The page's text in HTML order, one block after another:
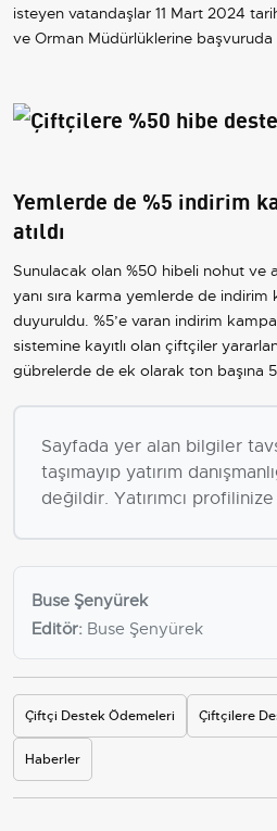
isteyen vatandaşlar 11 Mart 2024
ve Orman Müdürlüklerine
Yemlerde de %5 indirim
atıldı
Sunulacak olan %50 hibeli nohut ve
yanı sıra karma yemlerde de indirim
duyuruldu. %5’e varan indirim
sistemine kayıtlı olan çiftçiler
gübrelerde de ek olarak ton başına
Sayfada yer alan bilgiler
taşımayıp yatırım
değildir. Yatırımcı
Buse Şenyürek
Editör: Buse Şenyürek
Çiftçi Destek Ödemeleri Çiftçilere
Haberler